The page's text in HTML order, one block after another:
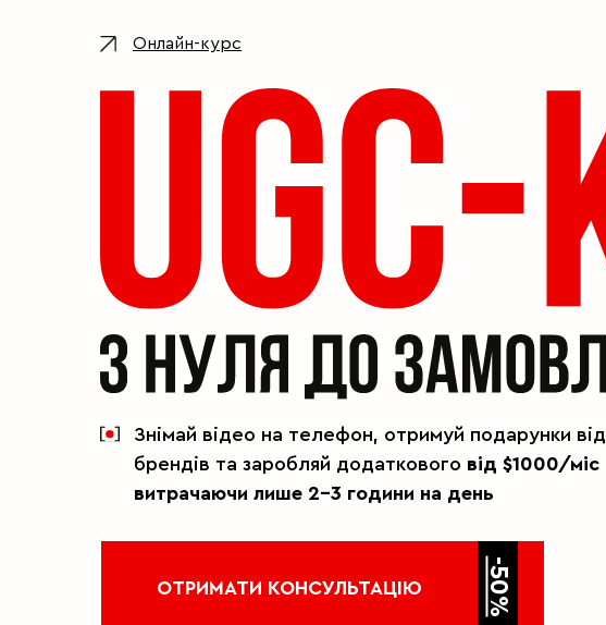
Знімай відео на телефон, отримуй подарунки від
брендів та заробляй додаткового від $1000/міс
витрачаючи лише 2-3 години на день
Онлайн-курс
-50%
ОТРИМАТИ КОНСУЛЬТАЦІЮ